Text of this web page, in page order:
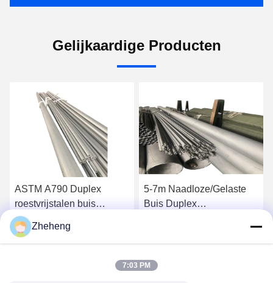
Gelijkaardige Producten
ASTM A790 Duplex
roestvrijstalen buis
S32906 Goede weerstand
tegen intergranulaire
corrosieKrijg Beste Prijs
5-7m Naadloze/Gelaste
Buis Duplex
Krijg Beste Prijs
Zheheng
7:03 PM